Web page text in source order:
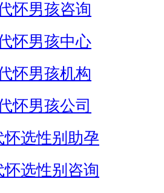
怀男孩咨询
怀男孩中心
怀男孩机构
怀男孩公司
怀选性别助孕
怀选性别咨询